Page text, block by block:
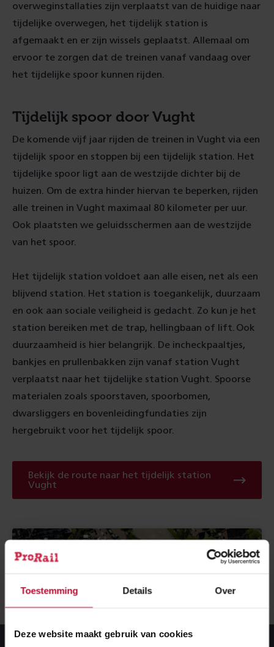
Toestemming Details Over
Deze website maakt gebruik van cookies
overweginstallaties zijn verplaatst van de huidige naar
tijdelijke overwegen, het tijdelijk station is
afgemaakt en er zijn wissel s geplaatst
Allemaal om
ervoor te zorgen dat de treinen vanaf vandaag over
het tijdelijke spoor kunnen rijden.
Tijdelijk spoor door Vught
De komende vijf jaar rijden de treinen in Vught via een
tijdelijk spoor en stoppen bij een tijdelijk station.
Het
tijdelijke spoor ligt aan de westzijde dichter bij de
huizen.
Om de extra hinder hiervan te beperken, rijden
alle treinen in Vught maximaal 80 kilometer per uur.
Ook plaatsten we geluidsschermen aan de westzijde
van het spoor.
Het tijdelijk station voldoet aan alle eisen, net als een
blijvend station.
Het station is toegankelijk, duurzaam
en ook aan sociale veiligheid is gedacht. Zo kun je het
station bereiken met de trap, hellingbaan of lift. Ook
duurzaamheid is hier belangrijk.
De incheckpaaltjes,
bankjes en prullenbakken zijn vanaf station Vught
verplaatst naar het tijdelijke station Vught. Spoorse
materialen zoals spoorstaven, spoorbomen,
dwarsliggers en bovenleidingfundaties zijn
hergebruikt voor het tijdelijk spoor.
Bekijk de route naar het tijdelijk station
Vught